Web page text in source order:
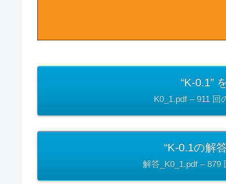
“K-0.1”
K0_1.pdf – 911 回
“K-0.1の解
解答_K0_1.pdf – 879